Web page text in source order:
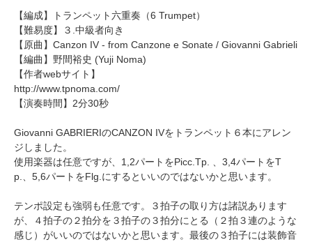
【編成】 トランペット六重奏 （6 Trumpet）
【難易度】３.中級者向き
【原曲】Canzon IV - from Canzone e Sonate / Giovanni Gabrieli
【編曲】 野間裕史 (Yuji Noma)
【作者webサイト】
http://www.tpnoma.com/
【演奏時間】2分30秒
Giovanni GABRIERIのCANZON IVをトランペット６本にアレン
ジしました。
使用楽器は任意ですが、1,2パートをPicc.Tp. 、3,4パートをT
p.、5,6パートをFlg.にするといいのではないかと思います。
テンポ設定も強弱も任意です。３拍子の取り方は諸説あります
が、４拍子の２拍分を３拍子の３拍分にとる（２拍３連のような
感じ）がいいのではないかと思います。最後の３拍子には装飾音